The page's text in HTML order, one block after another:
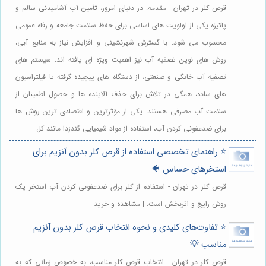
قرص کلر در تهران - مقدمه: در دنیای امروز، تأمین آب آشامیدنی سالم و
پاکیزه یکی از اولویت های اساسی برای حفظ سلامت جامعه و رفاه عمومی
محسوب می شود. با گسترش شهرنشینی و افزایش نیاز به منابع آبی،
روش های نوین تصفیه آب نیز اهمیت ویژه ای یافته اند. سیستم های
تصفیه آب خانگی و صنعتی، از دستگاه های پیچیده گرفته تا فیلتراسیون
های ساده، همگی در تلاش برای حذف آلاینده ها و حصول اطمینان از
سلامت آب مصرفی هستند. یکی از مؤثرترین و اقتصادی ترین روش ها
برای ضدعفونی کردن آب، استفاده از مواد شیمیایی گندزدا مانند کل
⭐️ راهنمای تخصصی استفاده از قرص کلر بدون آنزیم برای
استخرهای حساس 🐠
قرص کلر در تهران - استفاده از کلر برای ضدعفونی کردن آب استخر یک
روش رایج و اثربخش است. | مشاهده و خرید
⭐️ تفاوت‌های کلیدی و نحوه انتخاب قرص کلر بدون آنزیم
مناسب 💡
قرص کلر در تهران - انتخاب قرص کلر مناسب، به خصوص زمانی که به